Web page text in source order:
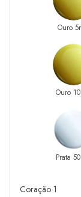
Ouro
Ouro
Prata
Coração 1